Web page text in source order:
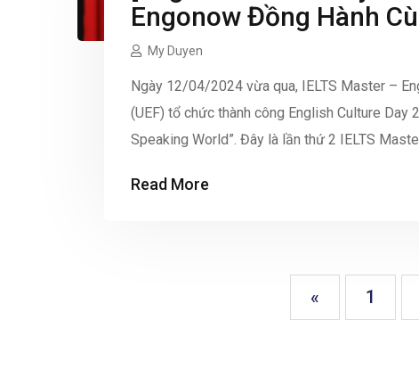
Engonow Đồng Hành
Mê Trải Nghiệm Văn Hóa
My Duyen
Ngày 12/04/2024 vừa qua, IELTS Master –
(UEF) tổ chức thành công English Culture
Speaking World”. Đây là lần thứ 2 IELTS
Read More
« 1